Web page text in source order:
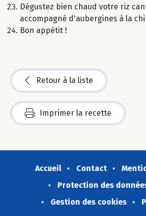
Dégustez bien chaud votre riz
accompagné d'aubergines à la
Bon appétit !
Retour à la liste
Imprimer la recette
Accueil Contact
Protection des
Gestion des cookies